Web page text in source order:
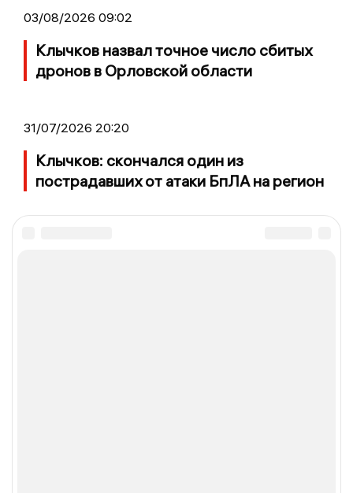
03/08/2026 09:02
Клычков назвал точное число сбитых
дронов в Орловской области
31/07/2026 20:20
Клычков: скончался один из
пострадавших от атаки БпЛА на регион